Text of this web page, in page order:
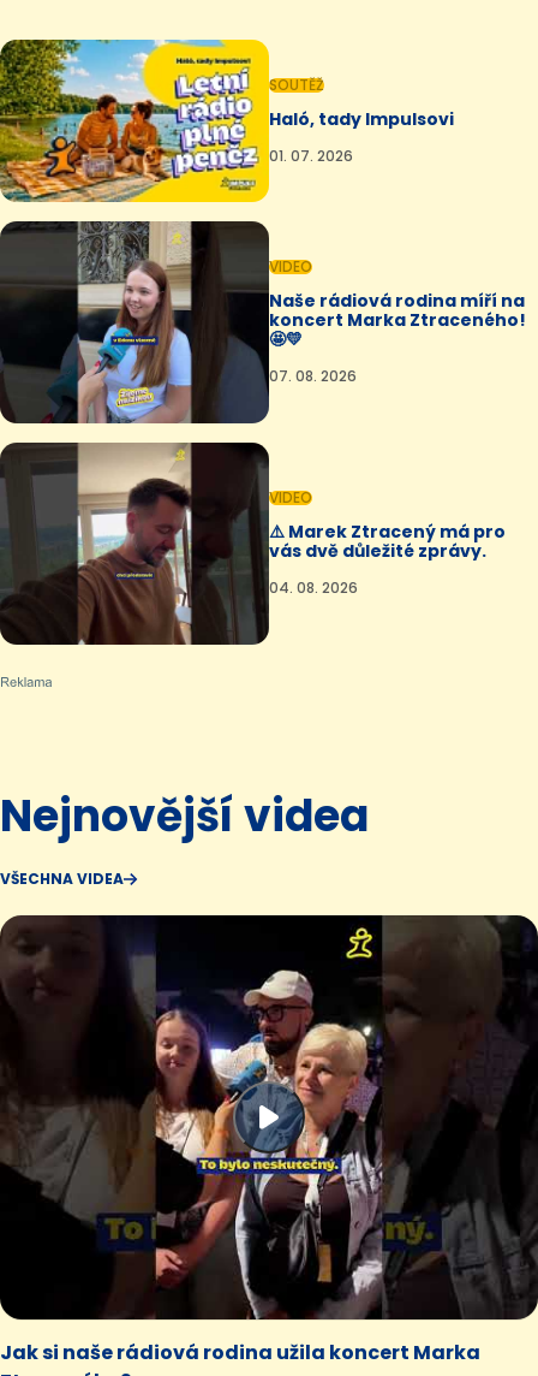
SOUTĚŽ
Haló, tady Impulsovi
01. 07. 2026
VIDEO
Naše rádiová rodina míří na
koncert Marka Ztraceného!
🤩💛
07. 08. 2026
VIDEO
⚠️ Marek Ztracený má pro
vás dvě důležité zprávy.
04. 08. 2026
Nejnovější videa
VŠECHNA VIDEA
Jak si naše rádiová rodina užila koncert Marka